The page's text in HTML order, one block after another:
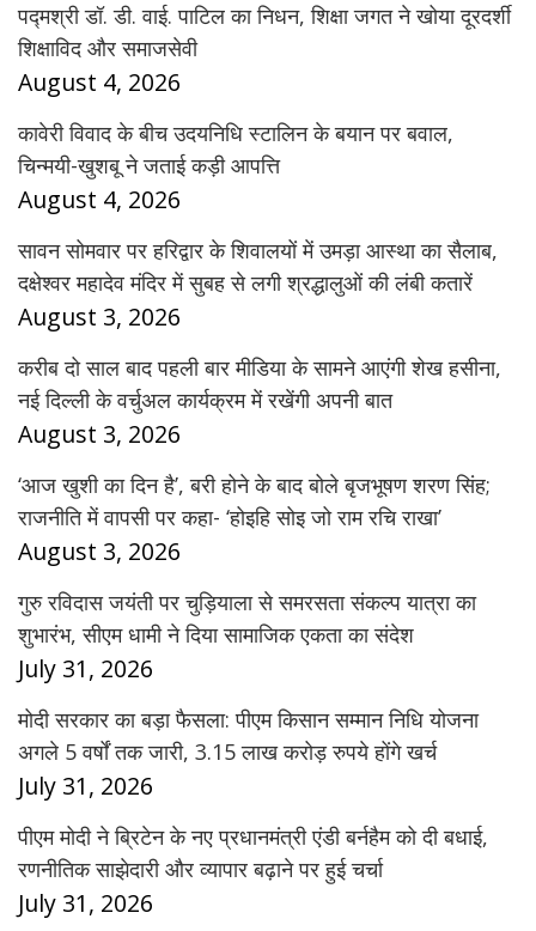
पद्मश्री डॉ. डी. वाई. पाटिल का निधन, शिक्षा जगत ने खोया दूरदर्शी
शिक्षाविद और समाजसेवी
August 4, 2026
कावेरी विवाद के बीच उदयनिधि स्टालिन के बयान पर बवाल,
चिन्मयी-खुशबू ने जताई कड़ी आपत्ति
August 4, 2026
सावन सोमवार पर हरिद्वार के शिवालयों में उमड़ा आस्था का सैलाब,
दक्षेश्वर महादेव मंदिर में सुबह से लगी श्रद्धालुओं की लंबी कतारें
August 3, 2026
करीब दो साल बाद पहली बार मीडिया के सामने आएंगी शेख हसीना,
नई दिल्ली के वर्चुअल कार्यक्रम में रखेंगी अपनी बात
August 3, 2026
‘आज खुशी का दिन है’, बरी होने के बाद बोले बृजभूषण शरण सिंह;
राजनीति में वापसी पर कहा- ‘होइहि सोइ जो राम रचि राखा’
August 3, 2026
गुरु रविदास जयंती पर चुड़ियाला से समरसता संकल्प यात्रा का
शुभारंभ, सीएम धामी ने दिया सामाजिक एकता का संदेश
July 31, 2026
मोदी सरकार का बड़ा फैसला: पीएम किसान सम्मान निधि योजना
अगले 5 वर्षों तक जारी, 3.15 लाख करोड़ रुपये होंगे खर्च
July 31, 2026
पीएम मोदी ने ब्रिटेन के नए प्रधानमंत्री एंडी बर्नहैम को दी बधाई,
रणनीतिक साझेदारी और व्यापार बढ़ाने पर हुई चर्चा
July 31, 2026